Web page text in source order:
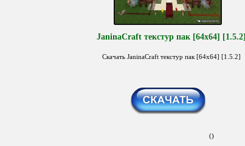
JaninaCraft текстур пак [64x64] [1.5.2]
Скачать JaninaCraft текстур пак [64x64] [1.5.2]
()